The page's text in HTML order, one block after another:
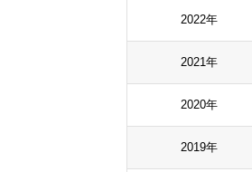
2022年
2021年
2020年
2019年